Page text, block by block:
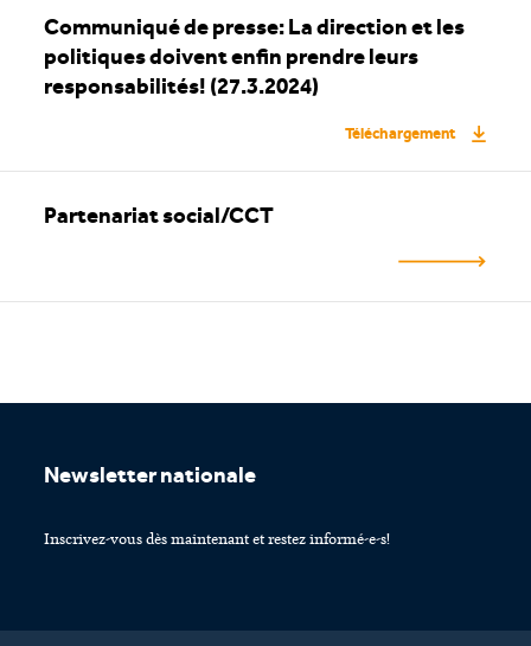
Communiqué de presse: La direction et les
politiques doivent enfin prendre leurs
responsabilités! (27.3.2024)
Téléchargement
Partenariat social/CCT
Newsletter nationale
Inscrivez-vous dès maintenant et restez informé-e-s!